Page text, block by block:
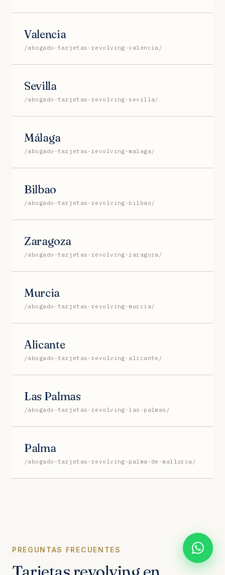
Valencia
/abogado-tarjetas-revolving-valencia/
Sevilla
/abogado-tarjetas-revolving-sevilla/
Málaga
/abogado-tarjetas-revolving-malaga/
Bilbao
/abogado-tarjetas-revolving-bilbao/
Zaragoza
/abogado-tarjetas-revolving-zaragoza/
Murcia
/abogado-tarjetas-revolving-murcia/
Alicante
/abogado-tarjetas-revolving-alicante/
Las Palmas
/abogado-tarjetas-revolving-las-palmas/
Palma
/abogado-tarjetas-revolving-palma-de-mallorca/
PREGUNTAS FRECUENTES